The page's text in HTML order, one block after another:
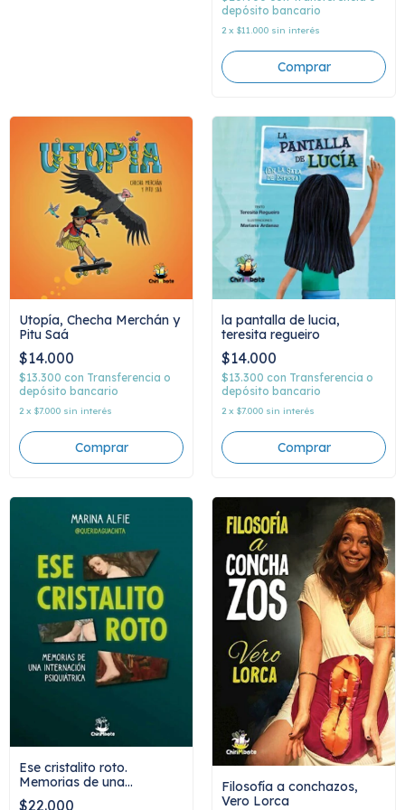
depósito bancario
2 x $11.000 sin interés
Utopía, Checha Merchán y
Pitu Saá
$14.000
$13.300 con Transferencia o
depósito bancario
2 x $7.000 sin interés
la pantalla de lucia,
teresita regueiro
$14.000
$13.300 con Transferencia o
depósito bancario
2 x $7.000 sin interés
Ese cristalito roto.
Memorias de una
internación psiquiátrica,
$22.000
Filosofía a conchazos,
Vero Lorca